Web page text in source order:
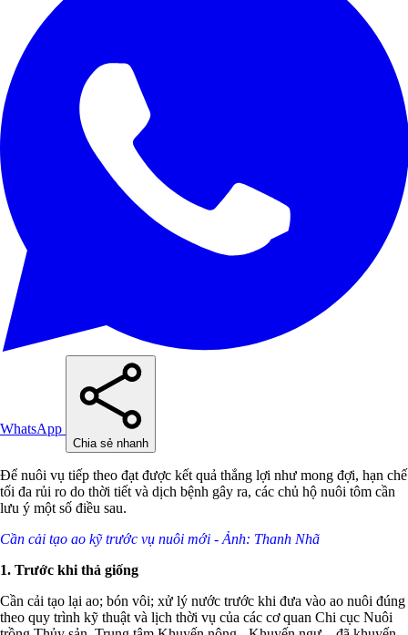
WhatsApp
Chia sẻ nhanh
Để nuôi vụ tiếp theo đạt được kết quả thắng lợi như mong đợi, hạn chế
tối đa rủi ro do thời tiết và dịch bệnh gây ra, các chủ hộ nuôi tôm cần
lưu ý một số điều sau.
Cần cải tạo ao kỹ trước vụ nuôi mới - Ảnh: Thanh Nhã
1. Trước khi thả giống
Cần cải tạo lại ao; bón vôi; xử lý nước trước khi đưa vào ao nuôi đúng
theo quy trình kỹ thuật và lịch thời vụ của các cơ quan Chi cục Nuôi